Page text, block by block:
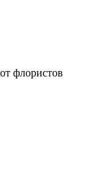
флористов